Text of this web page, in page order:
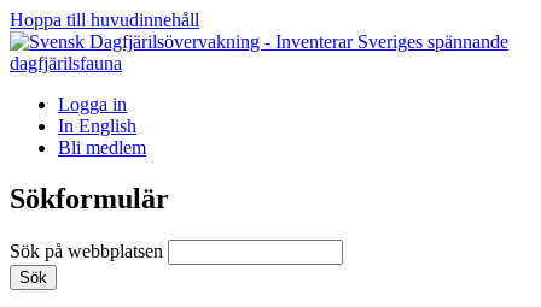
Hoppa till huvudinnehåll
Logga in
In English
Bli medlem
Sökformulär
Sök på webbplatsen